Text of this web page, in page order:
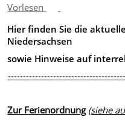
Vorlesen
Hier finden Sie die
Niedersachsen
sowie Hinweise auf
Zur Ferienordnung (siehe